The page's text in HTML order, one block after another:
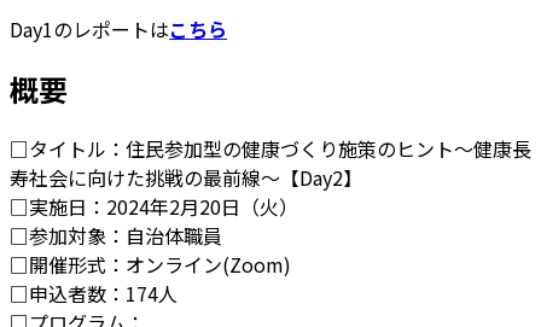
Day1のレポートはこちら
概要
□タイトル：住民参加型の健康づくり施策のヒント～健康長
寿社会に向けた挑戦の最前線～【Day2】
□実施日：2024年2月20日（火）
□参加対象：自治体職員
□開催形式：オンライン(Zoom)
□申込者数：174人